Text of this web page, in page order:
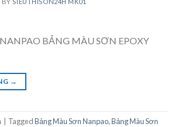
BẢNG MÀU SƠN EPOXY
→
TaggedBảng Màu Sơn Nanpao,Bảng Màu Sơn